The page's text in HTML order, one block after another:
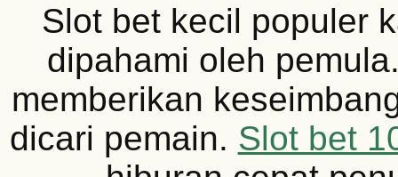
Slot bet kecil populer
dipahami oleh
memberikan
dicari pemain. Slot bet